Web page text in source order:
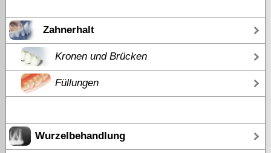
Zahnerhalt
Kronen und Brücken
Füllungen
Wurzelbehandlung